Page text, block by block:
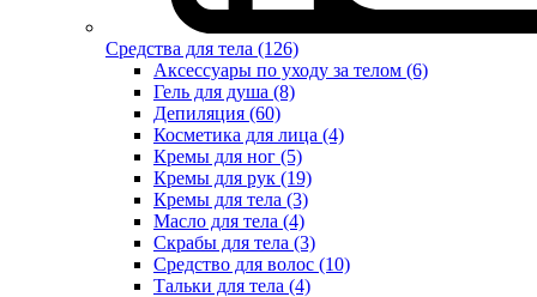
Средства для тела (126)
Аксессуары по уходу за телом (6)
Гель для душа (8)
Депиляция (60)
Косметика для лица (4)
Кремы для ног (5)
Кремы для рук (19)
Кремы для тела (3)
Масло для тела (4)
Скрабы для тела (3)
Средство для волос (10)
Тальки для тела (4)